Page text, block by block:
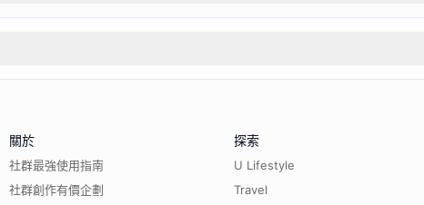
關於
社群最強使用指南
社群創作有價企劃
探索
U Lifestyle
Travel